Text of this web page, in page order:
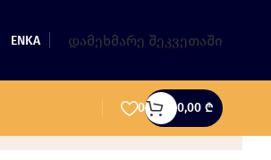
ENKA დამეხმარე შეკვეთაში
0 0,00 ₾